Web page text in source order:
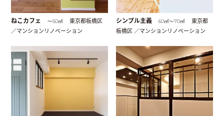
ねこカフェ 〜50㎡
東京都板橋区
／マンションリノベーション
シンプル主義 60㎡〜70㎡
東京都
板橋区 ／マンションリノベーション